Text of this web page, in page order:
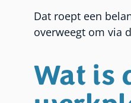
Dat roept een
overweegt om via
Wat is